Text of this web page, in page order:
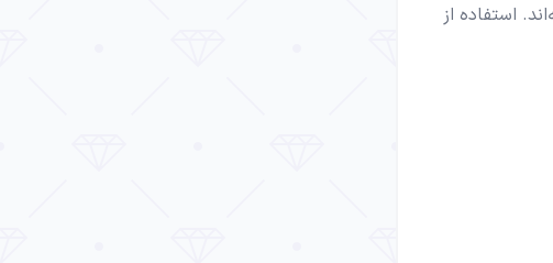
وضوح اثر انگشت داشته‌اند. استفاده از